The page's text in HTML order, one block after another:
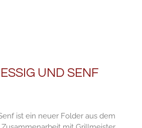
UND SENF
ist ein neuer Folder aus dem